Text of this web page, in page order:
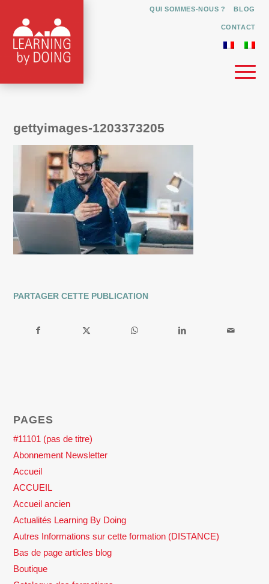
QUI SOMMES-NOUS ? BLOG
CONTACT
gettyimages-1203373205
PARTAGER CETTE PUBLICATION
PAGES
#11101 (pas de titre)
Abonnement Newsletter
Accueil
ACCUEIL
Accueil ancien
Actualités Learning By Doing
Autres Informations sur cette formation (DISTANCE)
Bas de page articles blog
Boutique